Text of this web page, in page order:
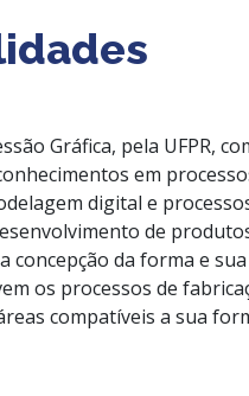
Gráfica, pela UFPR,
em
digital e
de
da forma e
os processos de
compatíveis a sua